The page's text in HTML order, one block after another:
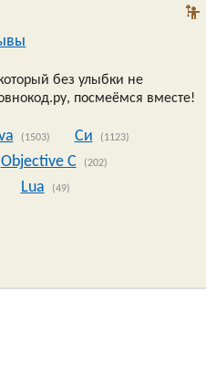
без улыбки не
посмеёмся вместе!
(1503) Си (1123)
Objective C (202)
Lua (49)